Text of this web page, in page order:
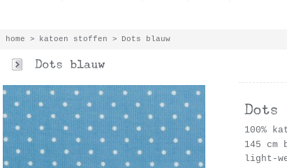
home > katoen stoffen > Dots blauw
100%
145 cm
light-